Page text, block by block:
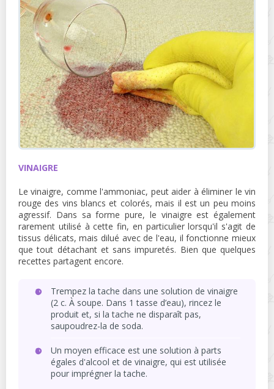
VINAIGRE
Le vinaigre, comme l'ammoniac, peut aider à éliminer le vin
rouge des vins blancs et colorés, mais il est un peu moins
agressif. Dans sa forme pure, le vinaigre est également
rarement utilisé à cette fin, en particulier lorsqu'il s'agit de
tissus délicats, mais dilué avec de l'eau, il fonctionne mieux
que tout détachant et sans impuretés. Bien que quelques
recettes partagent encore.
Trempez la tache dans une solution de vinaigre
(2 c. À soupe. Dans 1 tasse d’eau), rincez le
produit et, si la tache ne disparaît pas,
saupoudrez-la de soda.
Un moyen efficace est une solution à parts
égales d'alcool et de vinaigre, qui est utilisée
pour imprégner la tache.